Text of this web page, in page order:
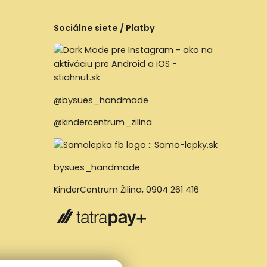
Sociálne siete / Platby
@bysues_handmade
@kindercentrum_zilina
bysues_handmade
KinderCentrum Žilina,0904 261 416